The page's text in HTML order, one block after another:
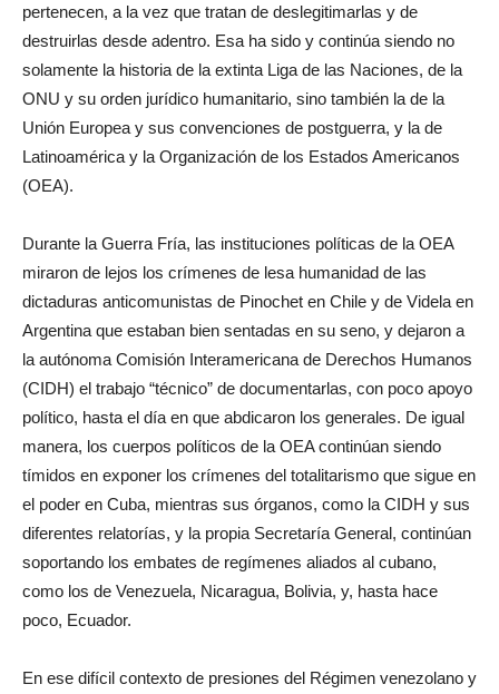
pertenecen, a la vez que tratan de deslegitimarlas y de
destruirlas desde adentro. Esa ha sido y continúa siendo no
solamente la historia de la extinta Liga de las Naciones, de la
ONU y su orden jurídico humanitario, sino también la de la
Unión Europea y sus convenciones de postguerra, y la de
Latinoamérica y la Organización de los Estados Americanos
(OEA).
Durante la Guerra Fría, las instituciones políticas de la OEA
miraron de lejos los crímenes de lesa humanidad de las
dictaduras anticomunistas de Pinochet en Chile y de Videla en
Argentina que estaban bien sentadas en su seno, y dejaron a
la autónoma Comisión Interamericana de Derechos Humanos
(CIDH) el trabajo “técnico” de documentarlas, con poco apoyo
político, hasta el día en que abdicaron los generales. De igual
manera, los cuerpos políticos de la OEA continúan siendo
tímidos en exponer los crímenes del totalitarismo que sigue en
el poder en Cuba, mientras sus órganos, como la CIDH y sus
diferentes relatorías, y la propia Secretaría General, continúan
soportando los embates de regímenes aliados al cubano,
como los de Venezuela, Nicaragua, Bolivia, y, hasta hace
poco, Ecuador.
En ese difícil contexto de presiones del Régimen venezolano y